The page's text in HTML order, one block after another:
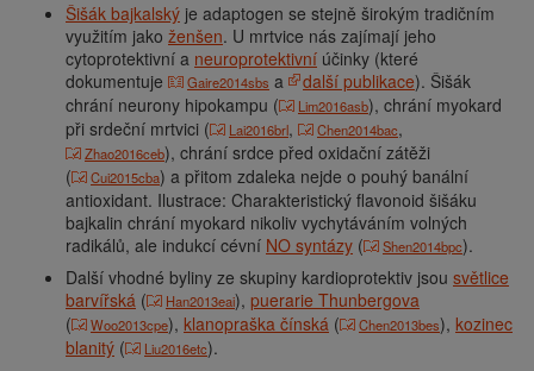
Šišák bajkalský je adaptogen se stejně širokým tradičním
využitím jako ženšen. U mrtvice nás zajímají jeho
cytoprotektivní a neuroprotektivní účinky (které
dokumentuje
Gaire2014sbs a další publikace). Šišák
chrání neurony hipokampu (
Lim2016asb), chrání myokard
při srdeční mrtvici (
Lai2016brl, Chen2014bac,
Zhao2016ceb), chrání srdce před oxidační zátěži
(
Cui2015cba) a přitom zdaleka nejde o pouhý banální
antioxidant. Ilustrace: Charakteristický flavonoid šišáku
bajkalin chrání myokard nikoliv vychytáváním volných
radikálů, ale indukcí cévní NO syntázy ( Shen2014bpc).
Další vhodné byliny ze skupiny kardioprotektiv jsou světlice
barvířská ( Han2013eai), puerarie Thunbergova
(
Woo2013cpe), klanopraška čínská ( Chen2013bes), kozinec
blanitý ( Liu2016etc).